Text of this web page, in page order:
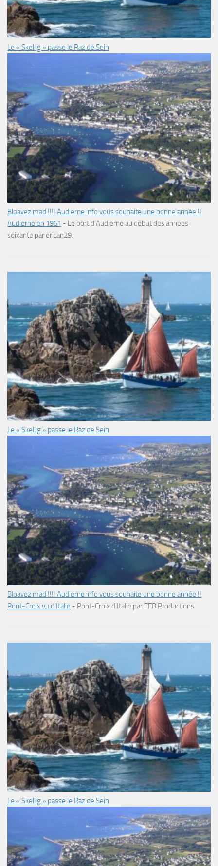
Le « Skellig » passe le Raz de Sein
Bloavez mad !!!! Audierne info vous souhaite une bonne année !!
Audierne en 1961 - Le port d’Audierne au début des années
soixante par erican29.
Le « Skellig » passe le Raz de Sein
Bloavez mad !!!! Audierne info vous souhaite une bonne année !!
Pont-Croix vu d’Italie - Pont-Croix d’Italie par FEB Productions
Le « Skellig » passe le Raz de Sein